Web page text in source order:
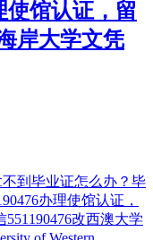
使馆认证，留
岸大学文凭